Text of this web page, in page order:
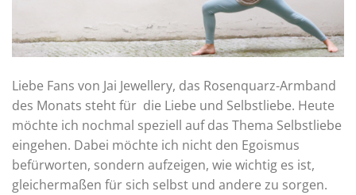
Liebe Fans von Jai Jewellery, das Rosenquarz-Armband
des Monats steht für die Liebe und Selbstliebe. Heute
möchte ich nochmal speziell auf das Thema Selbstliebe
eingehen. Dabei möchte ich nicht den Egoismus
befürworten, sondern aufzeigen, wie wichtig es ist,
gleichermaßen für sich selbst und andere zu sorgen.